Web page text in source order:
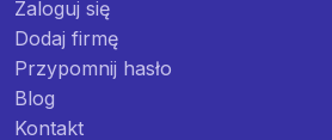
Zaloguj się
Dodaj firmę
Przypomnij hasło
Blog
Kontakt